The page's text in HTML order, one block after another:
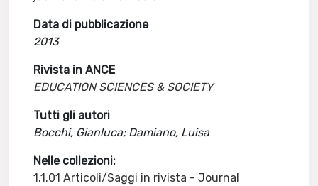
Data di pubblicazione
2013
Rivista in ANCE
EDUCATION SCIENCES & SOCIETY
Tutti gli autori
Bocchi, Gianluca; Damiano, Luisa
Nelle collezioni:
1.1.01 Articoli/Saggi in rivista - Journal